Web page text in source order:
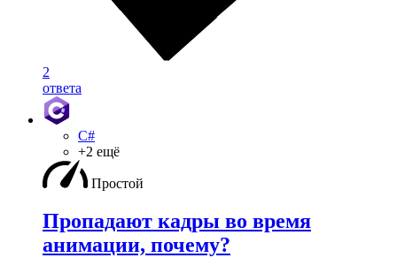
2
ответа
C#
+2 ещё
Простой
Пропадают кадры во время
анимации, почему?